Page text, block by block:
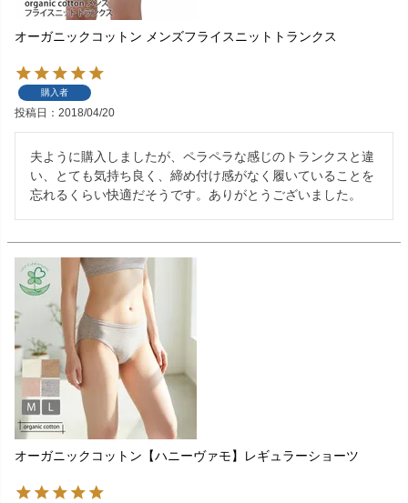
オーガニックコットン メンズフライスニットトランクス
購入者
投稿日 2018/04/20
夫ように購入しましたが、ペラペラな感じのトランクスと違
い、とても気持ち良く、締め付け感がなく履いていることを
忘れるくらい快適だそうです。ありがとうございました。
オーガニックコットン【ハニーヴァモ】レギュラーショーツ